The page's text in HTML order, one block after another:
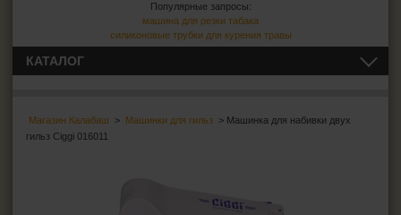
Популярные запросы:
машина для резки табака
силиконовые трубки для курения травы
Магазин Калабаш > Машинки для гильз > Машинка для набивки двух
гильз Ciggi 016011
КАТАЛОГ
СИГАРЫ, СИГАРИЛЛЫ И ВСЁ ДЛЯ НИХ